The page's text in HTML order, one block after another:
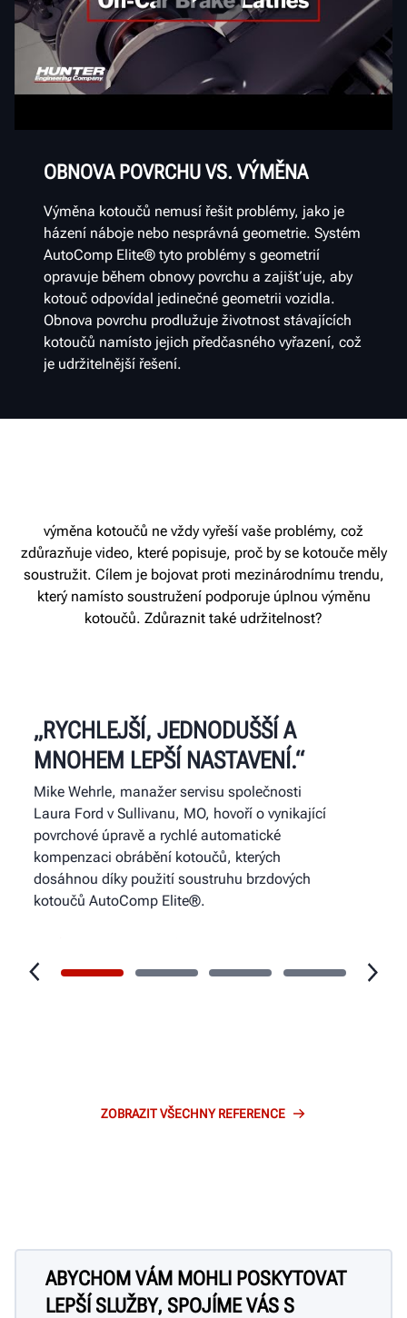
OBNOVA POVRCHU VS. VÝMĚNA
Výměna kotoučů nemusí řešit problémy, jako je
házení náboje nebo nesprávná geometrie. Systém
AutoComp Elite® tyto problémy s geometrií
opravuje během obnovy povrchu a zajišťuje, aby
kotouč odpovídal jedinečné geometrii vozidla.
Obnova povrchu prodlužuje životnost stávajících
kotoučů namísto jejich předčasného vyřazení, což
je udržitelnější řešení.
výměna kotoučů ne vždy vyřeší vaše problémy, což
zdůrazňuje video, které popisuje, proč by se kotouče měly
soustružit. Cílem je bojovat proti mezinárodnímu trendu,
který namísto soustružení podporuje úplnou výměnu
kotoučů. Zdůraznit také udržitelnost?
„RYCHLEJŠÍ, JEDNODUŠŠÍ A
MNOHEM LEPŠÍ NASTAVENÍ.“
Mike Wehrle, manažer servisu společnosti
Laura Ford v Sullivanu, MO, hovoří o vynikající
povrchové úpravě a rychlé automatické
kompenzaci obrábění kotoučů, kterých
dosáhnou díky použití soustruhu brzdových
kotoučů AutoComp Elite®.
ZOBRAZIT VŠECHNY REFERENCE
ABYCHOM VÁM MOHLI POSKYTOVAT
LEPŠÍ SLUŽBY, SPOJÍME VÁS S